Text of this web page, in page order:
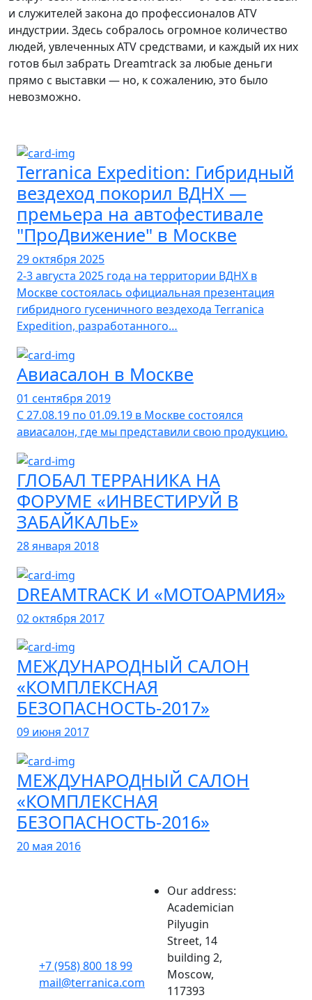
и служителей закона до профессионалов ATV
индустрии. Здесь собралось огромное количество
людей, увлеченных ATV средствами, и каждый их них
готов был забрать Dreamtrack за любые деньги
прямо с выставки — но, к сожалению, это было
невозможно.
Terranica Expedition: Гибридный
вездеход покорил ВДНХ —
премьера на автофестивале
"ПроДвижение" в Москве
29 октября 2025
2-3 августа 2025 года на территории ВДНХ в
Москве состоялась официальная презентация
гибридного гусеничного вездехода Terranica
Expedition, разработанного…
Авиасалон в Москве
01 сентября 2019
С 27.08.19 по 01.09.19 в Москве состоялся
авиасалон, где мы представили свою продукцию.
ГЛОБАЛ ТЕРРАНИКА НА
ФОРУМЕ «ИНВЕСТИРУЙ В
ЗАБАЙКАЛЬЕ»
28 января 2018
DREAMTRACK И «МОТОАРМИЯ»
02 октября 2017
МЕЖДУНАРОДНЫЙ САЛОН
«КОМПЛЕКСНАЯ
БЕЗОПАСНОСТЬ-2017»
09 июня 2017
МЕЖДУНАРОДНЫЙ САЛОН
«КОМПЛЕКСНАЯ
БЕЗОПАСНОСТЬ-2016»
20 мая 2016
+7 (958) 800 18 99
mail@terranica.com
Our address:
Academician
Pilyugin
Street, 14
building 2,
Moscow,
117393